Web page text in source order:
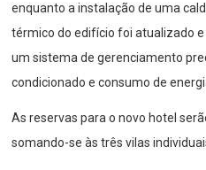
enquanto a instalação de uma
térmico do edifício foi atualizado
um sistema de gerenciamento
condicionado e consumo de
As reservas para o novo hotel
somando-se às três vilas